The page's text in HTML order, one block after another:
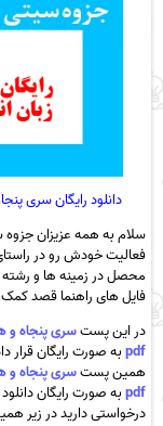
دانلود رایگان سری
سلام به همه عزیزان
فعالیت خودش رو در
محصل در زمینه ها و رشته
فایل های راهنما قصد کمک
در این پستسری پنجاه و
pdfبه صورت رایگان قرار
همین پستسری پنجاه و
pdfبه صورت رایگان
درخواستی دارید در زیر